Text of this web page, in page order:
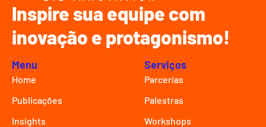
Inspire sua equipe com
inovação e protagonismo!
Menu
Home
Publicações
Insights
Serviços
Parcerias
Palestras
Workshops